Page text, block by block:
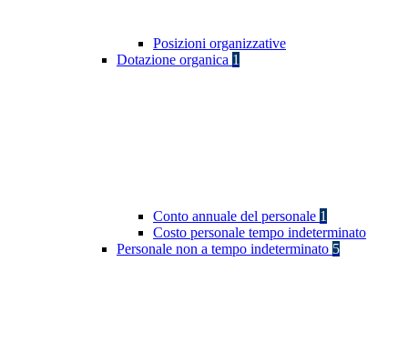
Posizioni organizzative
Dotazione organica 1
Conto annuale del personale 1
Costo personale tempo indeterminato
Personale non a tempo indeterminato 5